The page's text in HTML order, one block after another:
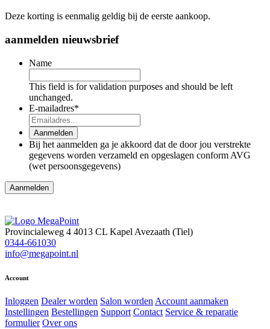
Deze korting is eenmalig geldig bij de eerste aankoop.
aanmelden nieuwsbrief
Name
This field is for validation purposes and should be left
unchanged.
E-mailadres*
Aanmelden
Bij het aanmelden ga je akkoord dat de door jou verstrekte
gegevens worden verzameld en opgeslagen conform AVG
(wet persoonsgegevens)
Provincialeweg 4 4013 CL Kapel Avezaath (Tiel)
0344-661030
info@megapoint.nl
Account
Inloggen Dealer worden Salon wordenAccount aanmaken
Instellingen Bestellingen Support Contact Service & reparatie
formulier Over ons